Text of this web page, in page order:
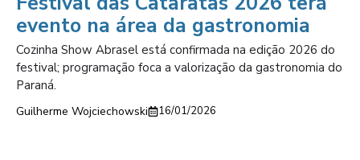
evento na área da gastronomia
Cozinha Show Abrasel está confirmada na edição 2026 do
festival; programação foca a valorização da gastronomia do
Paraná.
Guilherme Wojciechowski 16/01/2026